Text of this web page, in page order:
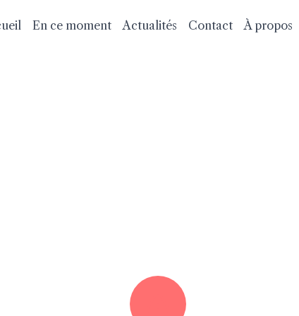
En ce moment Actualités Contact À propos